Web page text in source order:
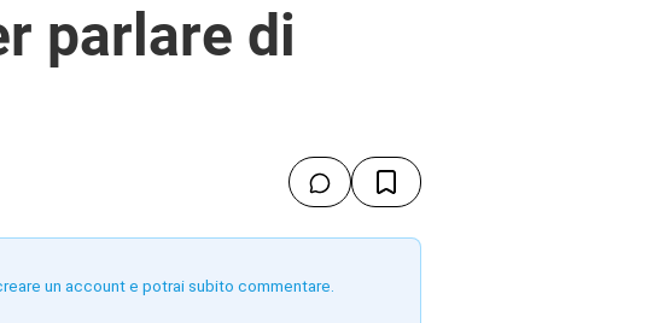
parlare di
un account e potrai subito commentare.